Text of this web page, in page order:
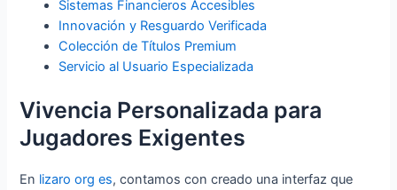
Sistemas Financieros Accesibles
Innovación y Resguardo Verificada
Colección de Títulos Premium
Servicio al Usuario Especializada
Vivencia Personalizada para
Jugadores Exigentes
En lizaro org es, contamos con creado una interfaz que